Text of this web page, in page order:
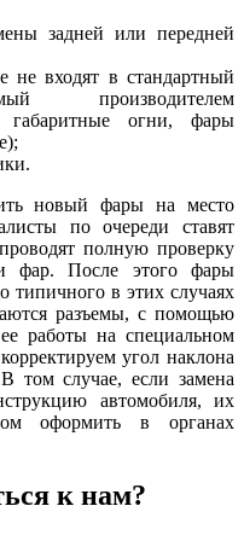
задней или передней
не входят в стандартный
производителем
габаритные огни, фары
новый фары на место
по очереди ставят
полную проверку
фар. После этого фары
типичного в этих случаях
разъемы, с помощью
работы на специальном
угол наклона
случае, если замена
автомобиля, их
оформить в органах
к нам?